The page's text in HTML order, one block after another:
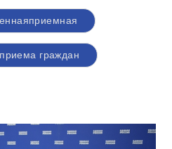
граждан